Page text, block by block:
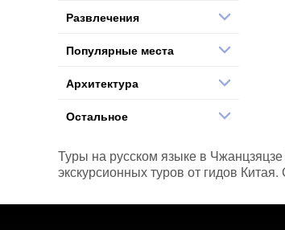
Развлечения
Популярные места
Архитектура
Остальное
Туры на русском языке в
экскурсионных туров от гидов